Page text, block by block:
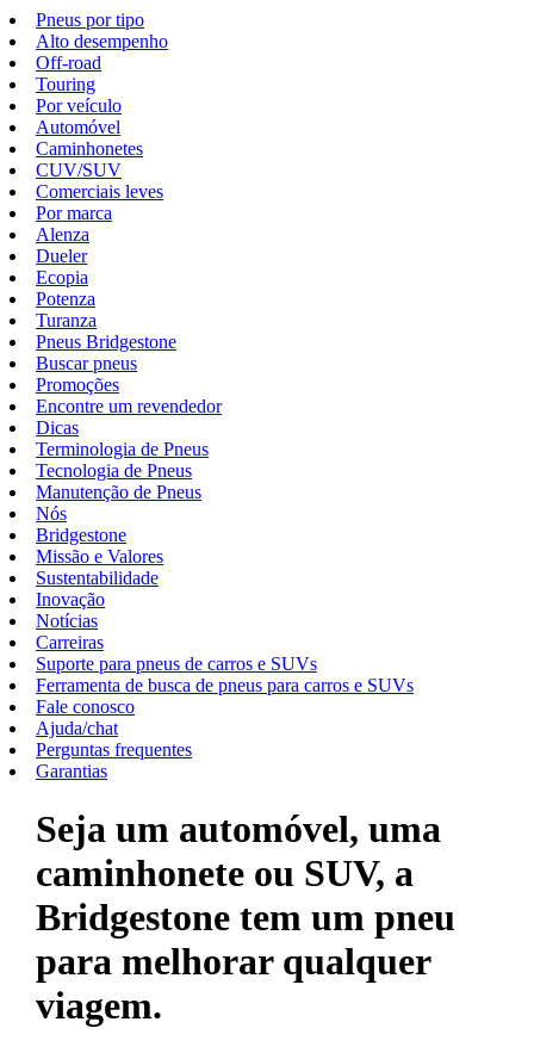
Pneus por tipo
Alto desempenho
Off-road
Touring
Por veículo
Automóvel
Caminhonetes
CUV/SUV
Comerciais leves
Por marca
Alenza
Dueler
Ecopia
Potenza
Turanza
Pneus Bridgestone
Buscar pneus
Promoções
Encontre um revendedor
Dicas
Terminologia de Pneus
Tecnologia de Pneus
Manutenção de Pneus
Nós
Bridgestone
Missão e Valores
Sustentabilidade
Inovação
Notícias
Carreiras
Suporte para pneus de carros e SUVs
Ferramenta de busca de pneus para carros e SUVs
Fale conosco
Ajuda/chat
Perguntas frequentes
Garantias
Seja um automóvel, uma
caminhonete ou SUV, a
Bridgestone tem um pneu
para melhorar qualquer
viagem.